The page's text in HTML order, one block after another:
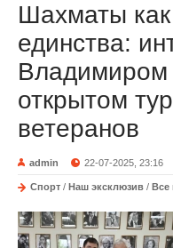
Шахматы
единства:
открытом
ветеранов
admin 22-07-2025, 23:16
Спорт / Наш эксклюзив / Все